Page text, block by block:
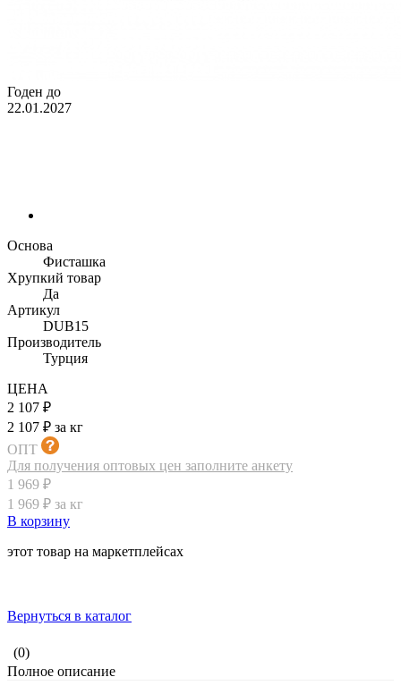
Годен до
22.01.2027
Основа
Фисташка
Хрупкий товар
Да
Артикул
DUB15
Производитель
Турция
ЦЕНА
2 107 ₽
2 107 ₽ за кг
ОПТ
Для получения оптовых цен заполните анкету
1 969 ₽
1 969 ₽ за кг
В корзину
этот товар на маркетплейсах
Вернуться в каталог
(0)
Полное описание